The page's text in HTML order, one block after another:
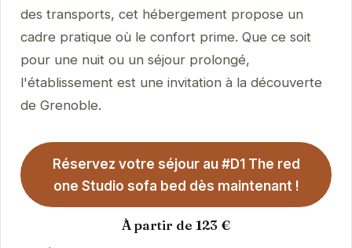
des transports, cet hébergement propose un
cadre pratique où le confort prime. Que ce soit
pour une nuit ou un séjour prolongé,
l'établissement est une invitation à la découverte
de Grenoble.
Réservez votre séjour au #D1 The red
one Studio sofa bed dès maintenant !
À partir de 123 €